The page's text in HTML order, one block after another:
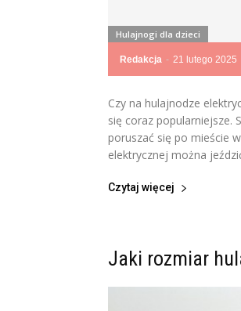
Redakcja - 21 lutego 2025
Hulajnogi dla dzieci
Czy na hulajnodze
się coraz popularniejsze.
poruszać się po mieście
elektrycznej można
Czytaj więcej
Jaki rozmiar